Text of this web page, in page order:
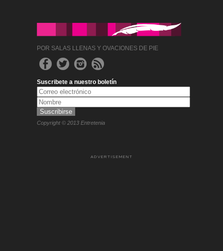
POR SALAS LLENAS Y OVACIONES DE PIE
Suscribete a nuestro boletín
Copyright © 2013 Entretenia
ADVERTISEMENT